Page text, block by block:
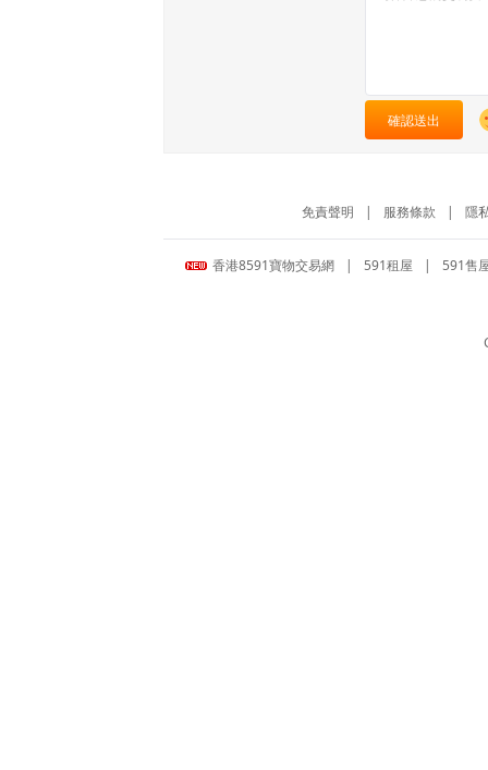
確認送出
免責聲明 | 服務條款 | 隱
香港8591寶物交易網 | 591租屋 | 591售